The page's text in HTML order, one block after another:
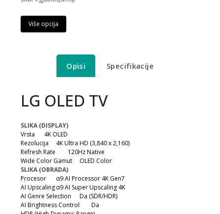
Više opcija
Opisi Specifikacije
LG OLED TV
SLIKA (DISPLAY)
Vrsta
4K OLED
Rezolucija
4K Ultra HD (3,840 x 2,160)
Refresh Rate
120Hz Native
Wide Color Gamut
OLED Color
SLIKA (OBRADA)
Procesor
α9 AI Processor 4K Gen7
AI Upscalingα9 AI Super Upscaling 4K
AI Genre Selection
Da (SDR/HDR)
AI Brightness Control
Da